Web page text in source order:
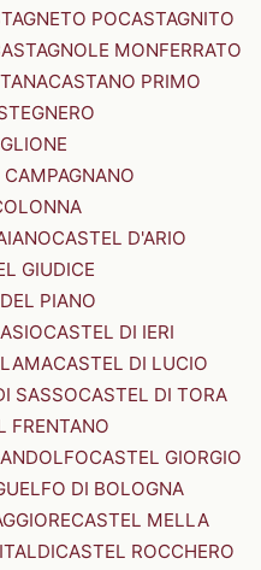
POCASTAGNITO
MONFERRATO
CASTANO PRIMO
CASTEL D'ARIO
GIUDICE
PIANO
CASTEL DI IERI
CASTEL DI LUCIO
SASSOCASTEL DI TORA
FRENTANO
CASTEL GIORGIO
DI BOLOGNA
CASTEL MELLA
CASTEL ROCCHERO